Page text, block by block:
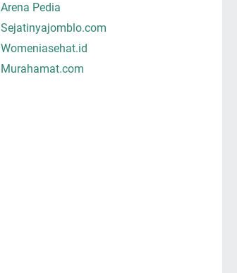
Arena Pedia
Sejatinyajomblo.com
Womeniasehat.id
Murahamat.com